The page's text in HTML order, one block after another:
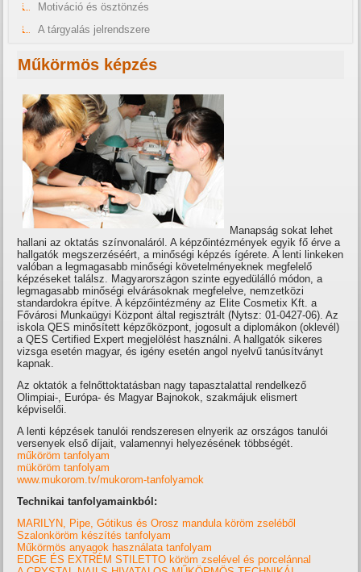
Motiváció és ösztönzés
A tárgyalás jelrendszere
Műkörmös képzés
Manapság sokat lehet
hallani az oktatás színvonaláról. A képzőintézmények egyik fő érve a
hallgatók megszerzéséért, a minőségi képzés ígérete. A lenti linkeken
valóban a legmagasabb minőségi követelményeknek megfelelő
képzéseket találsz. Magyarországon szinte egyedülálló módon, a
legmagasabb minőségi elvárásoknak megfelelve, nemzetközi
standardokra építve. A képzőintézmény az Elite Cosmetix Kft. a
Fővárosi Munkaügyi Központ által regisztrált (Nytsz: 01-0427-06). Az
iskola QES minősített képzőközpont, jogosult a diplomákon (oklevél)
a QES Certified Expert megjelölést használni. A hallgatók sikeres
vizsga esetén magyar, és igény esetén angol nyelvű tanúsítványt
kapnak.
Az oktatók a felnőttoktatásban nagy tapasztalattal rendelkező
Olimpiai-, Európa- és Magyar Bajnokok, szakmájuk elismert
képviselői.
A lenti képzések tanulói rendszeresen elnyerik az országos tanulói
versenyek első díjait, valamennyi helyezésének többségét.
műköröm tanfolyam
müköröm tanfolyam
www.mukorom.tv/mukorom-tanfolyamok
Technikai tanfolyamainkból:
MARILYN, Pipe, Gótikus és Orosz mandula köröm zseléből
Szalonköröm készítés tanfolyam
Műkörmös anyagok használata tanfolyam
EDGE ÉS EXTRÉM STILETTO köröm zselével és porcelánnal